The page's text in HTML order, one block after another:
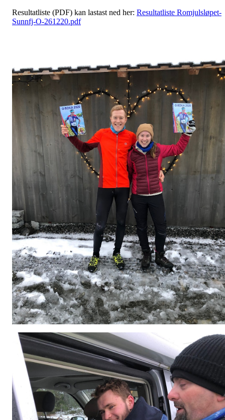
Resultatliste (PDF) kan lastast ned her: Resultatliste Romjulsløpet-
Sunnfj-O-261220.pdf